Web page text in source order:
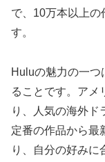
で、10万本以上の
す。
Huluの魅力の一つ
ることです。アメ
り、人気の海外ド
定番の作品から最
り、自分の好みに